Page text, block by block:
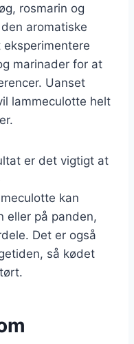
rosmarin og
aromatiske
marinader for at
Uanset
lammeculotte helt
er det vigtigt at
kan
eller på panden,
Det er også
så kødet